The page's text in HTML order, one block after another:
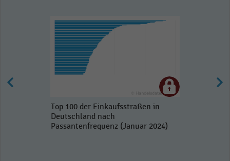
Top 100 der Einkaufsstraßen in
Deutschland nach
Passantenfrequenz (Januar 2024)